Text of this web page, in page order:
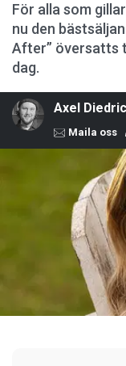
För alla som
nu den
After” översatts
dag.
Axel
Maila oss